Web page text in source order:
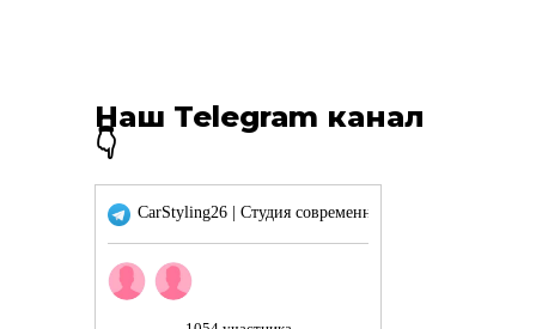
Наш Telegram канал
👇